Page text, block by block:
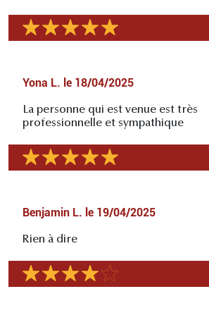
Yona L. le 18/04/2025
La personne qui est venue est très
professionnelle et sympathique
Benjamin L. le 19/04/2025
Rien à dire